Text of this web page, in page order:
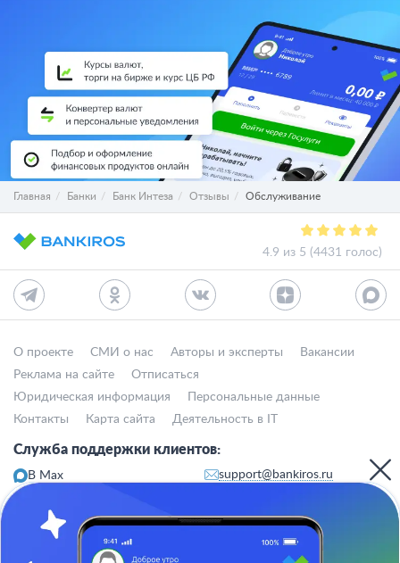
Главная Банки Банк Интеза Отзывы Обслуживание
4.9 из 5 (4431 голос)
О проекте СМИ о нас Авторы и эксперты
Вакансии
Реклама на сайте
Отписаться
Юридическая информация
Персональные данные
Контакты
Карта сайта Деятельность в IT
Служба поддержки клиентов:
В Max
support@bankiros.ru
Пн-пт с 10:00 до 17:00
117342, Москва, ул. Бутлерова, дом 17,